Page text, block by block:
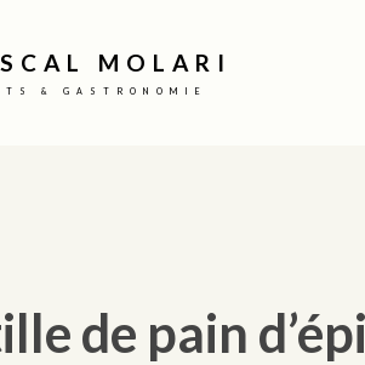
MOLARI
& GASTRONOMIE
de pain